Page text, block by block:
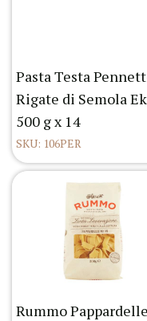
Pasta Testa
Rigate di Semola
500 g x 14
SKU: 106PER
Rummo Pappardelle